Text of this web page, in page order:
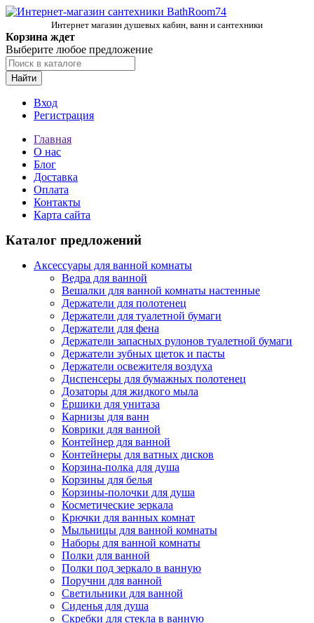
Интернет магазин душевых кабин, ванн и сантехники
Корзина ждет
Выберите любое предложение
Найти
Вход
Регистрация
Главная
О нас
Блог
Доставка
Оплата
Контакты
Карта сайта
Каталог предложений
Аксессуары для ванной комнаты
Ведра для ванной
Вешалки для ванной комнаты настенные
Держатели для полотенец
Держатели для туалетной бумаги
Держатели для фена
Держатели запасных рулонов туалетной бумаги
Держатели зубных щеток и пасты
Держатели освежителя воздуха
Диспенсеры для бумажных полотенец
Дозаторы для жидкого мыла
Ёршики для унитаза
Карнизы для ванн
Коврики для ванной
Контейнер для ванной
Контейнеры для ватных дисков
Корзина-полка для душа
Корзины для белья
Корзины-полочки для душа
Косметические зеркала
Крючки для ванных комнат
Мыльницы для ванной комнаты
Наборы для ванной комнаты
Полки для ванной
Полки под зеркало в ванную
Поручни для ванной
Светильники для ванной
Сиденья для душа
Скребки для стекла в ванную